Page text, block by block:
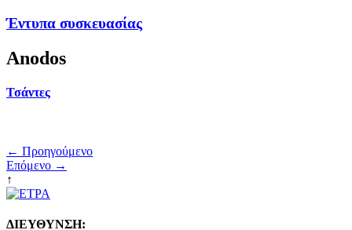
Έντυπα συσκευασίας
Anodos
Τσάντες
← Προηγούμενο
Επόμενο →
↑
ΔΙΕΥΘΥΝΣΗ: